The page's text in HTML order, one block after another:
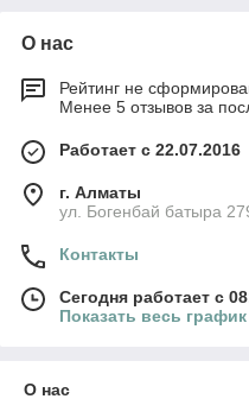
О нас
Рейтинг не
Менее 5 отзывов за
Работает с 22.07.2016
г. Алматы
ул. Богенбай батыра
Контакты
Сегодня работает с
Показать весь
О нас